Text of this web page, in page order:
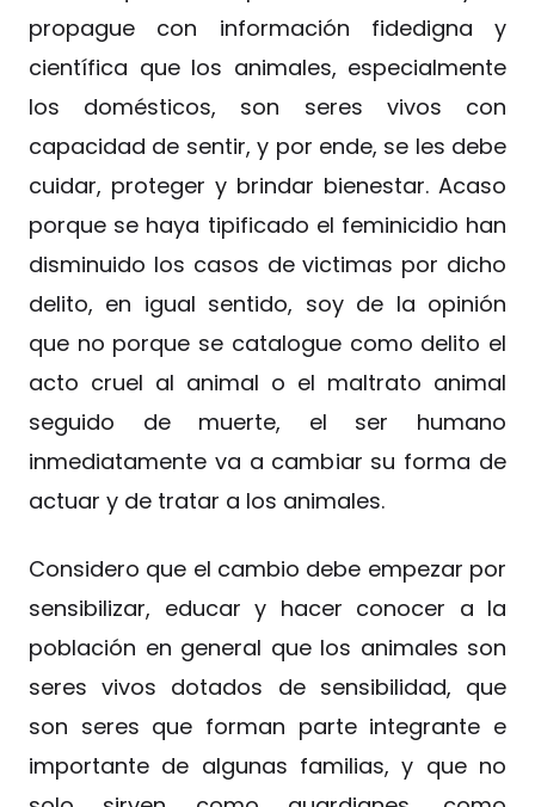
propague con información fidedigna y
científica que los animales, especialmente
los domésticos, son seres vivos con
capacidad de sentir, y por ende, se les debe
cuidar, proteger y brindar bienestar. Acaso
porque se haya tipificado el feminicidio han
disminuido los casos de victimas por dicho
delito, en igual sentido, soy de la opinión
que no porque se catalogue como delito el
acto cruel al animal o el maltrato animal
seguido de muerte, el ser humano
inmediatamente va a cambiar su forma de
actuar y de tratar a los animales.
Considero que el cambio debe empezar por
sensibilizar, educar y hacer conocer a la
población en general que los animales son
seres vivos dotados de sensibilidad, que
son seres que forman parte integrante e
importante de algunas familias, y que no